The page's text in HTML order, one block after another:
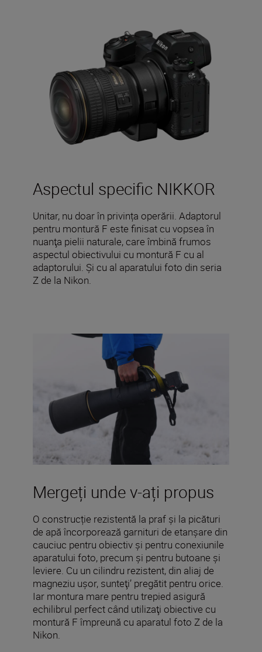
Aspectul specific NIKKOR
Unitar, nu doar în privința operării. Adaptorul
pentru montură F este finisat cu vopsea în
nuanţa pielii naturale, care îmbină frumos
aspectul obiectivului cu montură F cu al
adaptorului. Și cu al aparatului foto din seria
Z de la Nikon.
Mergeți unde v-ați propus
O construcție rezistentă la praf și la picături
de apă încorporează garnituri de etanșare din
cauciuc pentru obiectiv și pentru conexiunile
aparatului foto, precum și pentru butoane și
leviere. Cu un cilindru rezistent, din aliaj de
magneziu uşor, sunteţi’ pregătit pentru orice.
Iar montura mare pentru trepied asigură
echilibrul perfect când utilizaţi obiective cu
montură F împreună cu aparatul foto Z de la
Nikon.